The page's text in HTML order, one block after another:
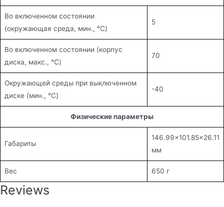
Во включенном состоянии
(окружающая среда, мин., °C)
5
Во включенном состоянии (корпус
диска, макс., °C)
70
Окружающей среды при выключенном
диске (мин., °C)
-40
Физические параметры
Габариты
146.99×101.85×26.11
мм
Вес 650 г
Reviews